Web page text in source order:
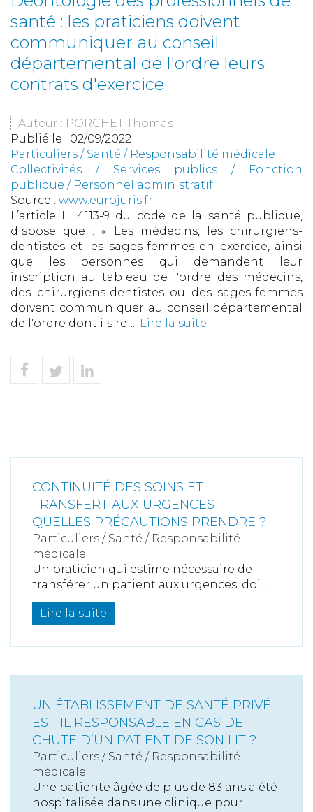
santé : les praticiens doivent
communiquer au conseil
départemental de l'ordre leurs
contrats d'exercice
Auteur : PORCHET Thomas
Publié le : 02/09/2022
Particuliers / Santé / Responsabilité médicale
Collectivités / Services publics /
Fonction
publique / Personnel administratif
Source : www.eurojuris.fr
L’article L. 4113-9 du code de la santé publique,
dispose que : « Les médecins, les chirurgiens-
dentistes et les sages-femmes en exercice, ainsi
que les personnes qui demandent leur
inscription au tableau de l'ordre des médecins,
des chirurgiens-dentistes ou des sages-femmes
doivent communiquer au conseil départemental
de l'ordre dont ils rel... Lire la suite
CONTINUITÉ DES SOINS ET
TRANSFERT AUX URGENCES :
QUELLES PRÉCAUTIONS PRENDRE ?
Particuliers / Santé / Responsabilité
médicale
Un praticien qui estime nécessaire de
transférer un patient aux urgences, doi...
Lire la suite
UN ÉTABLISSEMENT DE SANTÉ PRIVÉ
EST-IL RESPONSABLE EN CAS DE
CHUTE D’UN PATIENT DE SON LIT ?
Particuliers / Santé / Responsabilité
médicale
Une patiente âgée de plus de 83 ans a été
hospitalisée dans une clinique pour...